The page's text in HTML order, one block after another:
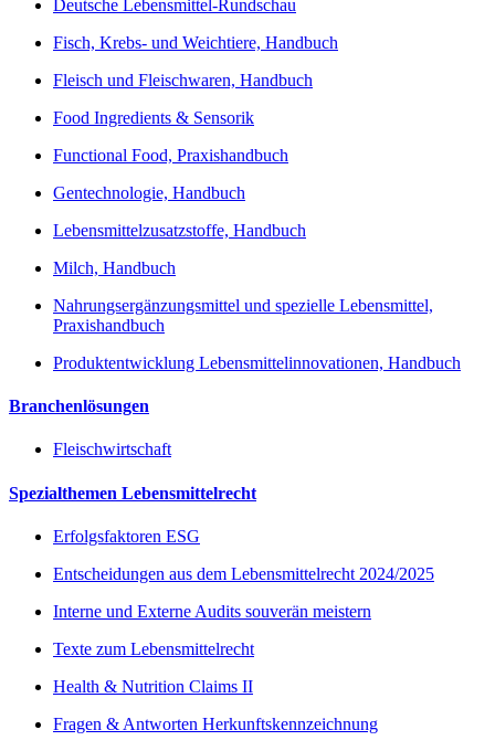
Deutsche Lebensmittel-Rundschau
Fisch, Krebs- und Weichtiere, Handbuch
Fleisch und Fleischwaren, Handbuch
Food Ingredients & Sensorik
Functional Food, Praxishandbuch
Gentechnologie, Handbuch
Lebensmittelzusatzstoffe, Handbuch
Milch, Handbuch
Nahrungsergänzungsmittel und spezielle Lebensmittel,
Praxishandbuch
Produktentwicklung Lebensmittelinnovationen, Handbuch
Branchenlösungen
Fleischwirtschaft
Spezialthemen Lebensmittelrecht
Erfolgsfaktoren ESG
Entscheidungen aus dem Lebensmittelrecht 2024/2025
Interne und Externe Audits souverän meistern
Texte zum Lebensmittelrecht
Health & Nutrition Claims II
Fragen & Antworten Herkunftskennzeichnung